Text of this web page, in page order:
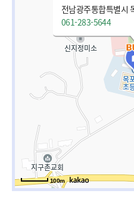
061-283-5644
100m